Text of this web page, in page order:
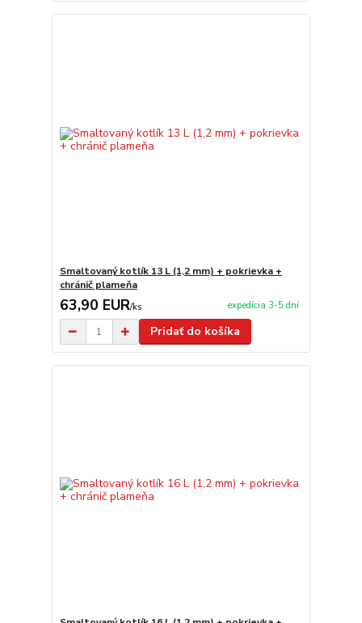
Smaltovaný kotlík 13 L (1,2 mm) + pokrievka +
chránič plameňa
63,90 EUR/ks expedícia 3-5 dní
Pridať do košíka